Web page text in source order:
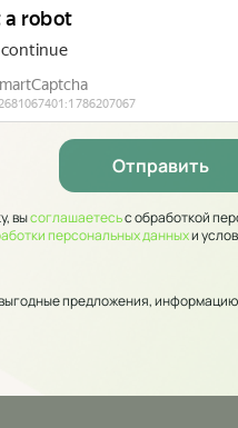
высоглашаетесьс обработкой
персональных данныхи
предложения, информацию